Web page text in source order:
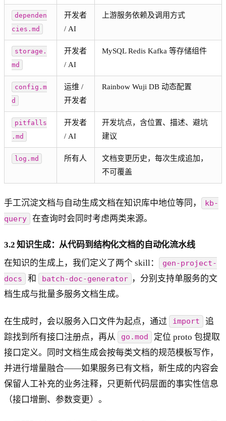
dependen
cies.md
开发者
/ AI
上游服务依赖及调用方式
storage.
md
开发者
/ AI
MySQL Redis Kafka 等存储组件
config.m
d
运维 /
开发者
Rainbow Wuji DB 动态配置
pitfalls
.md
开发者
/ AI
开发坑点，含位置、描述、避坑
建议
log.md 所有人
文档变更历史，每次生成追加，
不可覆盖
手工沉淀文档与自动生成文档在知识库中地位等同，
kb-
query
在查询时会同时考虑两类来源。
3.2 知识生成：从代码到结构化文档的自动化流水线
在知识的生成上，我们定义了两个 skill：
gen-project-
docs
和 batch-doc-generator ，分别支持单服务的文
档生成与批量多服务文档生成。
在生成时，会以服务入口文件为起点，通过 import
追
踪找到所有接口注册点，再从
go.mod
定位 proto 包提取
接口定义。同时文档生成会按每类文档的规范模板写作，
并进行增量融合——如果服务已有文档，新生成的内容会
保留人工补充的业务注释，只更新代码层面的事实性信息
（接口增删、参数变更）。